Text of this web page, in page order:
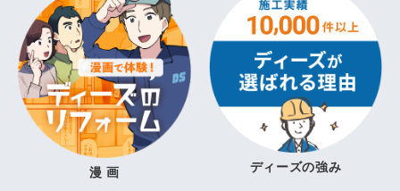
漫 画 ディーズの強み